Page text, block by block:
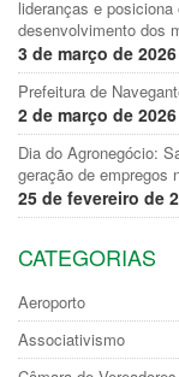
lideranças e
desenvolvimento dos
3 de março de 2026
Prefeitura de
2 de março de 2026
Dia do Agronegócio:
geração de empregos
25 de fevereiro de
CATEGORIAS
Aeroporto
Associativismo